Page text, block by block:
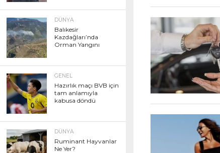
DÜNYA
Balıkesir
Kazdağları’nda
Orman Yangını
GENEL
Hazırlık maçı BVB için
tam anlamıyla
kabusa döndü
DÜNYA
Ruminant Hayvanlar
Ne Yer?